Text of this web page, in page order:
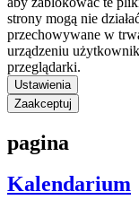
strony mogą nie
przechowywane w
urządzeniu
przeglądarki.
Ustawienia
Zaakceptuj
pagina
Kalendarium